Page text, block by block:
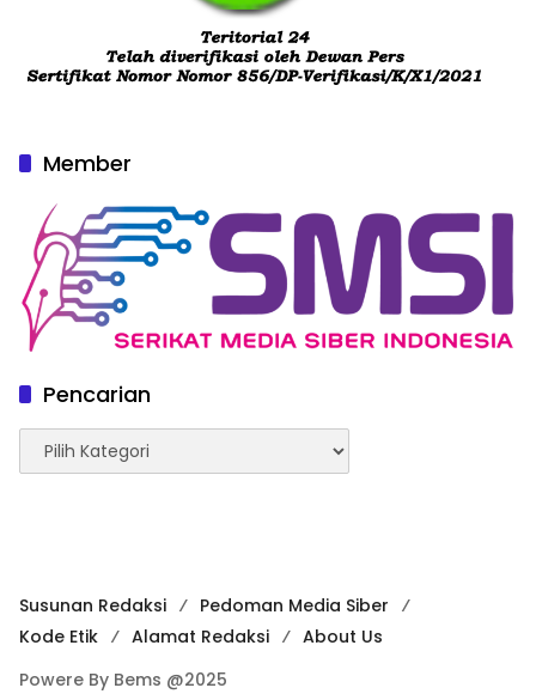
Member
Pencarian
Pencarian
Susunan Redaksi
Pedoman Media Siber
Kode Etik
Alamat Redaksi
About Us
Powere By Bems @2025